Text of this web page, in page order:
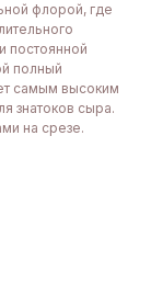
флорой, где
постоянной
полный
самым высоким
знатоков сыра.
на срезе.